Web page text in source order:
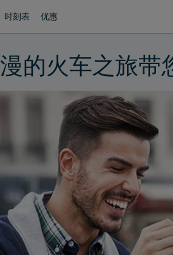
时刻表 优惠
的火车之旅带